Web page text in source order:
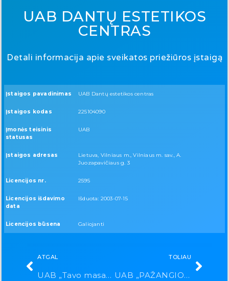
UAB DANTŲ ESTETIKOS
CENTRAS
Detali informacija apie sveikatos priežiūros įstaigą
Įstaigos pavadinimas UAB Dantų estetikos centras
Įstaigos kodas 225104090
Įmonės teisinis
statusas
UAB
Įstaigos adresas
Lietuva, Vilniaus m., Vilniaus m. sav., A.
Juozapavičiaus g. 3
Licencijos nr. 2595
Licencijos išdavimo
data
Išduota: 2003-07-15
Licencijos būsena Galiojanti
ATGAL
UAB „Tavo masažas“
TOLIAU
UAB „PAŽANGIOS ODONTOLOGIJOS METROPOLIS“